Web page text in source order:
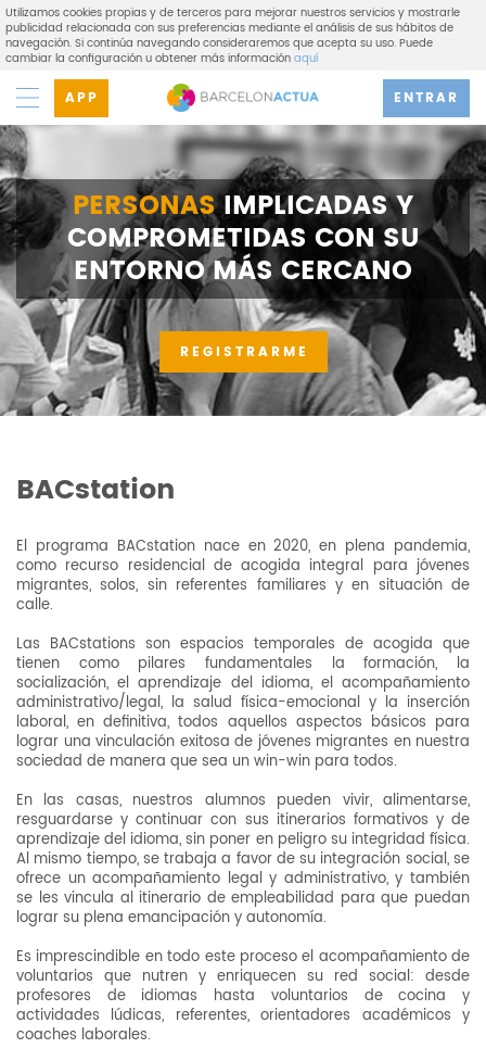
Utilizamos cookies propias y de terceros para mejorar nuestros servicios y mostrarle
publicidad relacionada con sus preferencias mediante el análisis de sus hábitos de
navegación. Si continúa navegando consideraremos que acepta su uso. Puede
cambiar la configuración u obtener más informaciónaquí
APP ENTRAR
PERSONASIMPLICADAS Y
COMPROMETIDAS CON SU
ENTORNO MÁS CERCANO
REGISTRARME
BACstation
El programa BACstation nace en 2020, en plena pandemia,
como recurso residencial de acogida integral para jóvenes
migrantes, solos, sin referentes familiares y en situación de
calle.
Las BACstations son espacios temporales de acogida que
tienen como pilares fundamentales la formación, la
socialización, el aprendizaje del idioma, el acompañamiento
administrativo/legal, la salud física-emocional y la inserción
laboral, en definitiva, todos aquellos aspectos básicos para
lograr una vinculación exitosa de jóvenes migrantes en nuestra
sociedad de manera que sea un win-win para todos.
En las casas, nuestros alumnos pueden vivir, alimentarse,
resguardarse y continuar con sus itinerarios formativos y de
aprendizaje del idioma, sin poner en peligro su integridad física.
Al mismo tiempo, se trabaja a favor de su integración social, se
ofrece un acompañamiento legal y administrativo, y también
se les vincula al itinerario de empleabilidad para que puedan
lograr su plena emancipación y autonomía.
Es imprescindible en todo este proceso el acompañamiento de
voluntarios que nutren y enriquecen su red social: desde
profesores de idiomas hasta voluntarios de cocina y
actividades lúdicas, referentes, orientadores académicos y
coaches laborales.